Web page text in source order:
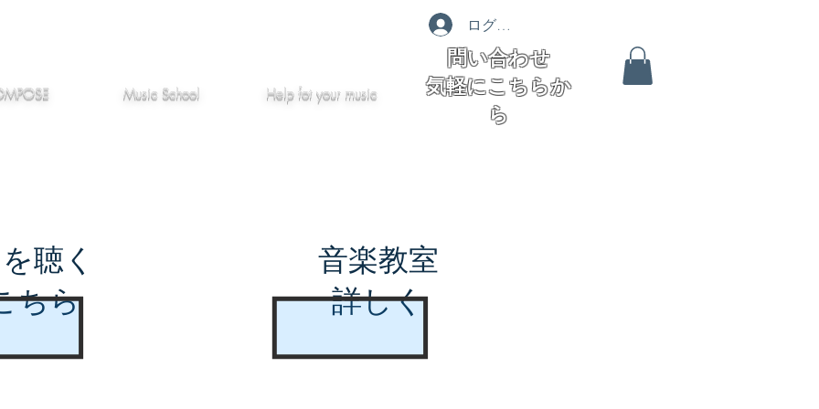
Music School Helpfot your music
ログイン
問い合わせ
気軽にこちらか
ら
聴く
ちら
音楽教室
詳しく